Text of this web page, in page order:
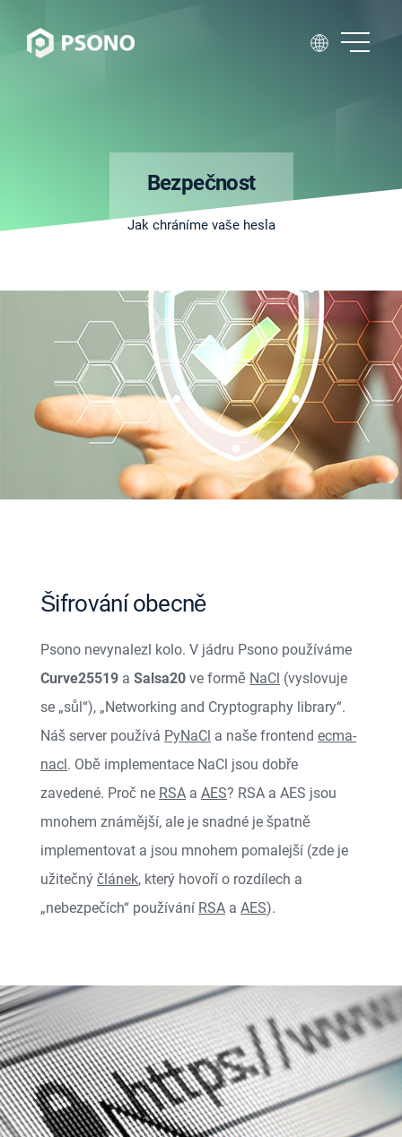
Bezpečnost
Jak chráníme vaše hesla
Šifrování obecně
Psono nevynalezl kolo. V jádru Psono používáme
Curve25519 a Salsa20 ve formě NaCl (vyslovuje
se „sůl“), „Networking and Cryptography library“.
Náš server používá PyNaCl a naše frontend ecma-
nacl. Obě implementace NaCl jsou dobře
zavedené. Proč ne RSA a AES? RSA a AES jsou
mnohem známější, ale je snadné je špatně
implementovat a jsou mnohem pomalejší (zde je
užitečný článek, který hovoří o rozdílech a
„nebezpečích“ používání RSA a AES).